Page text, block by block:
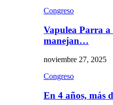
Congreso
Vapulea Parra
manejan…
noviembre 27, 2025
Congreso
En 4 años, más